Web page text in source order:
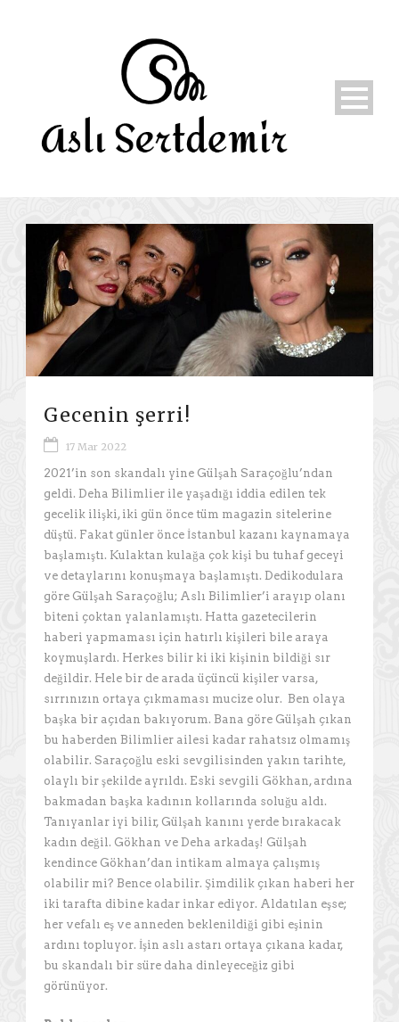
Gecenin şerri!
17 Mar 2022
2021’in son skandalı yine Gülşah Saraçoğlu’ndan
geldi. Deha Bilimlier ile yaşadığı iddia edilen tek
gecelik ilişki, iki gün önce tüm magazin sitelerine
düştü. Fakat günler önce İstanbul kazanı kaynamaya
başlamıştı. Kulaktan kulağa çok kişi bu tuhaf geceyi
ve detaylarını konuşmaya başlamıştı. Dedikodulara
göre Gülşah Saraçoğlu; Aslı Bilimlier’i arayıp olanı
biteni çoktan yalanlamıştı. Hatta gazetecilerin
haberi yapmaması için hatırlı kişileri bile araya
koymuşlardı. Herkes bilir ki iki kişinin bildiği sır
değildir. Hele bir de arada üçüncü kişiler varsa,
sırrınızın ortaya çıkmaması mucize olur. Ben olaya
başka bir açıdan bakıyorum. Bana göre Gülşah çıkan
bu haberden Bilimlier ailesi kadar rahatsız olmamış
olabilir. Saraçoğlu eski sevgilisinden yakın tarihte,
olaylı bir şekilde ayrıldı. Eski sevgili Gökhan, ardına
bakmadan başka kadının kollarında soluğu aldı.
Tanıyanlar iyi bilir, Gülşah kanını yerde bırakacak
kadın değil. Gökhan ve Deha arkadaş! Gülşah
kendince Gökhan’dan intikam almaya çalışmış
olabilir mi? Bence olabilir. Şimdilik çıkan haberi her
iki tarafta dibine kadar inkar ediyor. Aldatılan eşse;
her vefalı eş ve anneden beklenildiği gibi eşinin
ardını topluyor. İşin aslı astarı ortaya çıkana kadar,
bu skandalı bir süre daha dinleyeceğiz gibi
görünüyor.